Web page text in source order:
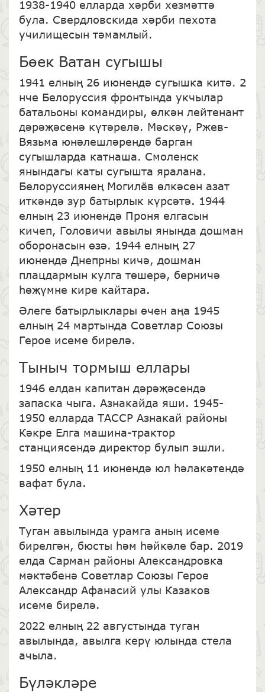
1938-1940 елларда хәрби хезмәттә
була. Свердловскида хәрби пехота
училищесын тәмамлый.
Бөек Ватан сугышы
1941 елның 26 июнендә сугышка китә. 2
нче Белоруссия фронтында укчылар
батальоны командиры, өлкән лейтенант
дәрәҗәсенә күтәрелә. Мәскәү, Ржев-
Вязьма юнәлешләрендә барган
сугышларда катнаша. Смоленск
янындагы каты сугышта яралана.
Белоруссиянең Могилёв өлкәсен азат
иткәндә зур батырлык күрсәтә. 1944
елның 23 июнендә Проня елгасын
кичеп, Головичи авылы янында дошман
оборонасын өзә. 1944 елның 27
июнендә Днепрны кичә, дошман
плацдармын кулга төшерә, берничә
һөҗүмне кире кайтара.
Әлеге батырлыклары өчен аңа 1945
елның 24 мартында Советлар Союзы
Герое исеме бирелә.
Тыныч тормыш еллары
1946 елдан капитан дәрәҗәсендә
запаска чыга. Азнакайда яши. 1945-
1950 елларда ТАССР Азнакай районы
Кәкре Елга машина-трактор
станциясендә директор булып эшли.
1950 елның 11 июнендә юл һәлакәтендә
вафат була.
Хәтер
Туган авылында урамга аның исеме
бирелгән, бюсты һәм һәйкәле бар. 2019
елда Сарман районы Александровка
мәктәбенә Советлар Союзы Герое
Александр Афанасий улы Казаков
исеме бирелә.
2022 елның 22 августында туган
авылында, авылга керү юлында стела
ачыла.
Бүләкләре